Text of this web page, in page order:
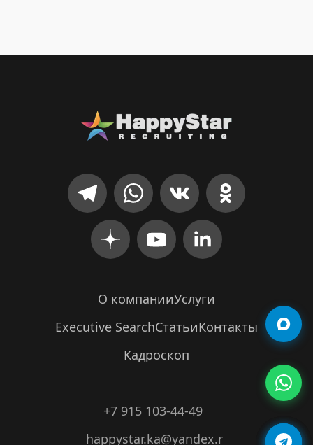
О компанииУслуги
Executive SearchСтатьиКонтакты
Кадроскоп
+7 915 103-44-49
happystar.ka@yandex.r